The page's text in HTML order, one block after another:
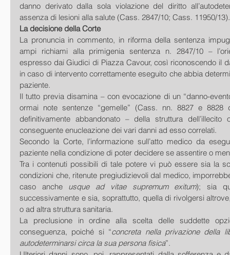
danno derivato dalla sola violazione del diritto
assenza di lesioni alla salute (Cass. 2847/10; Cass. 11950/
La decisione della Corte
La pronuncia in commento, in riforma della sentenza
ampi richiami alla primigenia sentenza n. 2847/10 –
espresso dai Giudici di Piazza Cavour, così riconoscendo il
in caso di intervento correttamente eseguito che abbia
paziente.
Il tutto previa disamina – con evocazione di un “danno-
ormai note sentenze “gemelle” (Cass. nn. 8827 e 8828
definitivamente abbandonato – della struttura
conseguente enucleazione dei vari danni ad esso correlati.
Secondo la Corte, l’informazione sull’atto medico da
paziente nella condizione di poter decidere se assentire o
Tra i contenuti possibili di tale potere vi può essere sia la
condizioni che, ritenute pregiudizievoli dal medico,
caso anche usque ad vitae supremum exitum); sia
successivamente e sia, soprattutto, quella di rivolgersi
o ad altra struttura sanitaria.
La preclusione in ordine alla scelta delle suddette
conseguenza, poiché si “concreta nella privazione della
autodeterminarsi circa la sua persona fisica”.